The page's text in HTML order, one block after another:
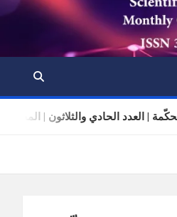
| العدد الحادي والثلاثون | المجلد 11 | تموز (يوليو)